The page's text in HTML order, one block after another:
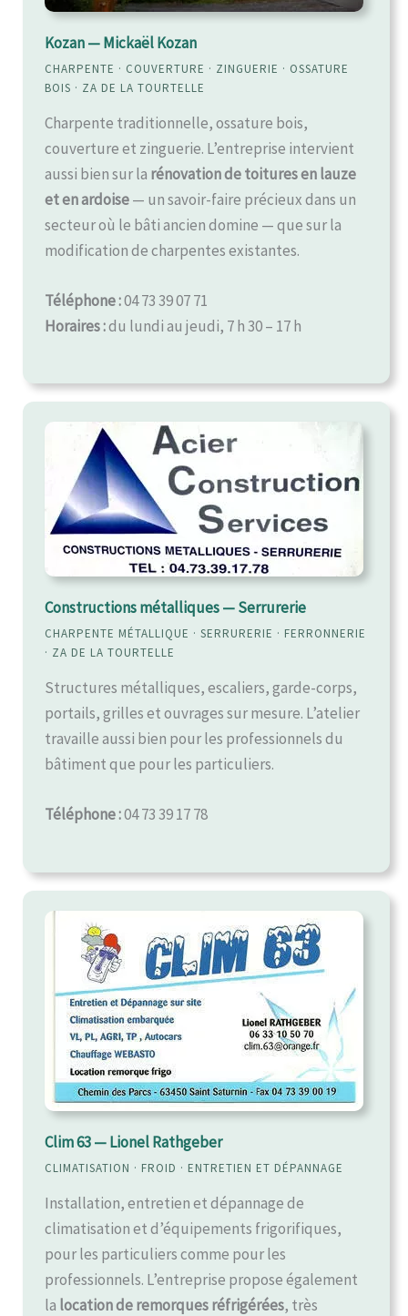
Kozan — Mickaël Kozan
CHARPENTE · COUVERTURE · ZINGUERIE · OSSATURE
BOIS · ZA DE LA TOURTELLE
Charpente traditionnelle, ossature bois,
couverture et zinguerie. L’entreprise intervient
aussi bien sur la rénovation de toitures en lauze
et en ardoise— un savoir-faire précieux dans un
secteur où le bâti ancien domine — que sur la
modification de charpentes existantes.
Téléphone :04 73 39 07 71
Horaires :du lundi au jeudi, 7 h 30 – 17 h
Constructions métalliques — Serrurerie
CHARPENTE MÉTALLIQUE · SERRURERIE · FERRONNERIE
· ZA DE LA TOURTELLE
Structures métalliques, escaliers, garde-corps,
portails, grilles et ouvrages sur mesure. L’atelier
travaille aussi bien pour les professionnels du
bâtiment que pour les particuliers.
Téléphone :04 73 39 17 78
Clim 63 — Lionel Rathgeber
CLIMATISATION · FROID · ENTRETIEN ET DÉPANNAGE
Installation, entretien et dépannage de
climatisation et d’équipements frigorifiques,
pour les particuliers comme pour les
professionnels. L’entreprise propose également
la location de remorques réfrigérées, très